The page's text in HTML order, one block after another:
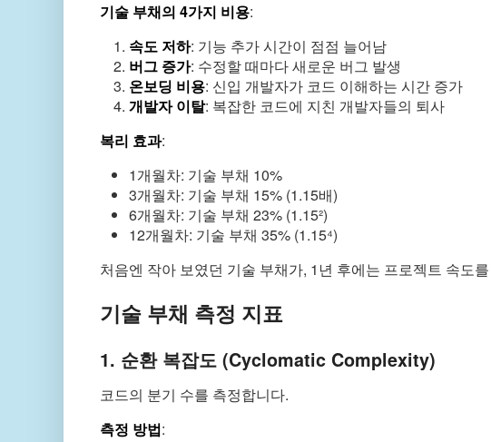
기술 부채의 4가지 비용:
속도 저하: 기능 추가 시간이 점점 늘어남
버그 증가: 수정할 때마다 새로운 버그 발생
온보딩 비용: 신입 개발자가 코드 이해하는 시간 증가
개발자 이탈: 복잡한 코드에 지친 개발자들의 퇴사
복리 효과:
1개월차: 기술 부채 10%
3개월차: 기술 부채 15% (1.15배)
6개월차: 기술 부채 23% (1.15²)
12개월차: 기술 부채 35% (1.15⁴)
처음엔 작아 보였던 기술 부채가, 1년 후에는 프로젝트 속도
기술 부채 측정 지표
1. 순환 복잡도 (Cyclomatic Complexity)
코드의 분기 수를 측정합니다.
측정 방법: